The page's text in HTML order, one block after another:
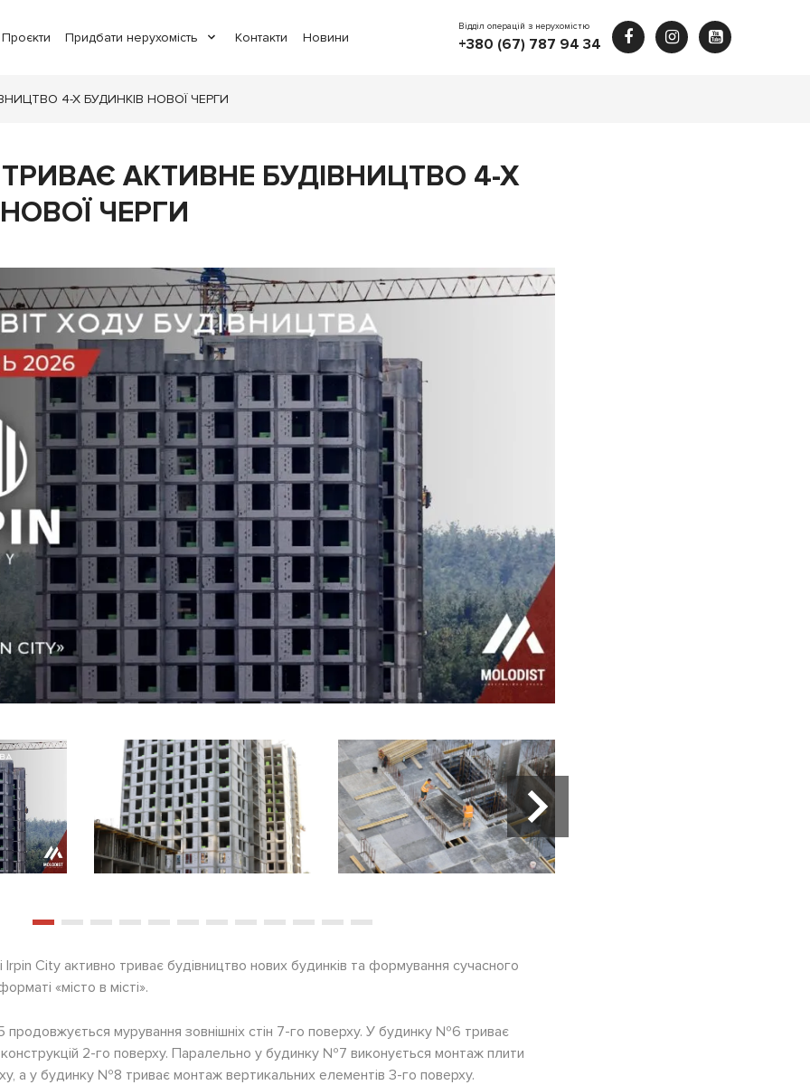
Проєкти Придбати нерухомість Контакти Новини
Відділ операцій з нерухомістю
+380 (67) 787 94 34
4-Х БУДИНКІВ НОВОЇ ЧЕРГИ
ТРИВАЄ АКТИВНЕ БУДІВНИЦТВО 4-Х
ЧЕРГИ
City активно триває будівництво нових будинків та формування сучасного
«місто в місті».
мурування зовнішніх стін 7-го поверху. У будинку №6 триває
конструкцій 2-го поверху. Паралельно у будинку №7 виконується монтаж плити
а у будинку №8 триває монтаж вертикальних елементів 3-го поверху.